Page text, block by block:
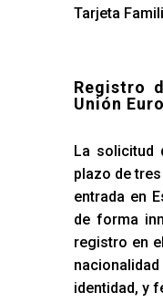
Tarjeta
Registro
Unión
La solicitud
plazo de
entrada en
de forma
registro en
identidad, y